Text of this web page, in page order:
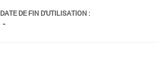
DATE DE FIN D'UTILISATION :
-